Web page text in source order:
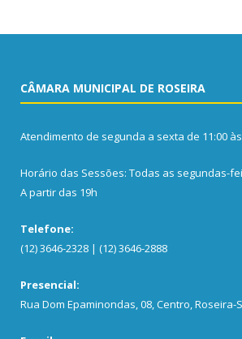
CÂMARA MUNICIPAL DE ROSEIRA
Atendimento de segunda a sexta de 11:00
Horário das Sessões: Todas as segundas-
A partir das 19h
Telefone:
(12) 3646-2328 | (12) 3646-2888
Presencial:
Rua Dom Epaminondas, 08, Centro, Roseira-